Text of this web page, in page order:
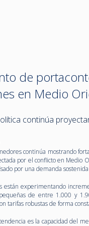
de
en Medio
continúa
continúa mostrando
por el conflicto en
por una demanda
están experimentando
de entre 1.000 y
tarifas robustas de forma
es la capacidad del